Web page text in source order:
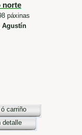
norte
páxinas
Agustín
carriño
detalle